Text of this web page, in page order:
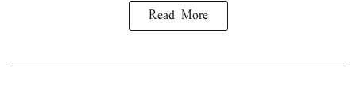
Read More